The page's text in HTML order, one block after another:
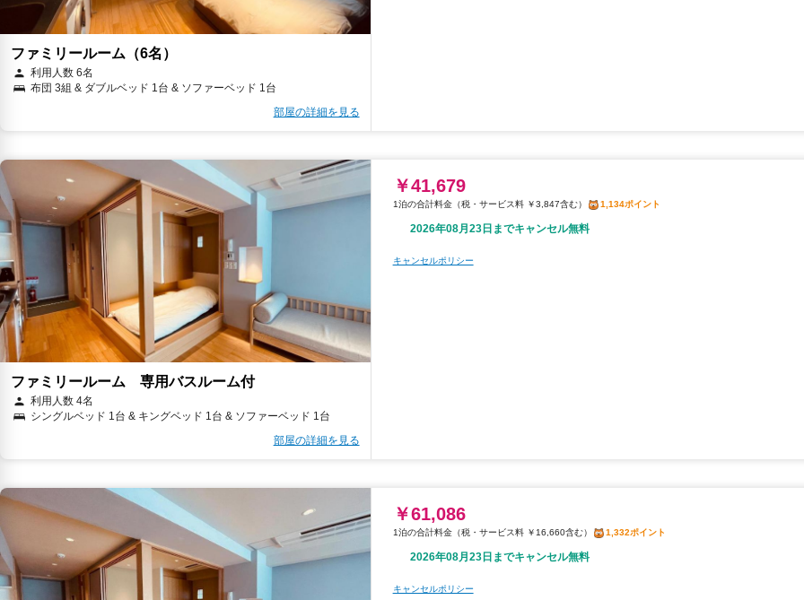
ファミリールーム（6名）
利用人数 6名
布団 3組 & ダブルベッド 1台 & ソファーベッド 1台
部屋の詳細を見る
ファミリールーム 専用バスルーム付
利用人数 4名
シングルベッド 1台 & キングベッド 1台 & ソファーベッド 1台
部屋の詳細を見る
￥41,679
税・サービス料 ￥3,847含む 1,134ポイント
2026年08月23日までキャンセル無料
キャンセルポリシー
￥61,086
税・サービス料 ￥16,660含む 1,332ポイント
2026年08月23日までキャンセル無料
キャンセルポリシー